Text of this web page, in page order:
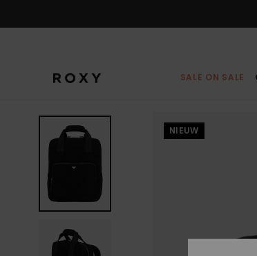
SALE ON SALE
NIEUW